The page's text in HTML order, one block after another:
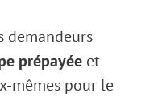
demandeurs
prépayée et
mêmes pour le